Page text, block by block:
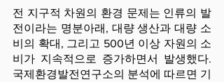
전 지구적 차원의 환경 문제는 인류의 발
전이라는 명분아래, 대량 생산과 대량 소
비의 확대, 그리고 500년 이상 자원의 소
비가 지속적으로 증가하면서 발생했다.
국제환경발전연구소의 분석에 따르면 기